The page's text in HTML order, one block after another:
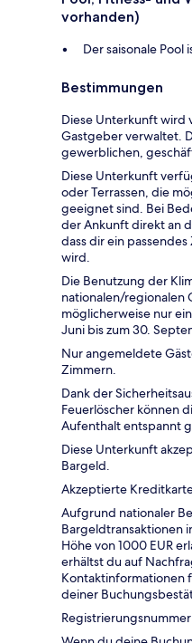
vorhanden)
Der saisonale
Bestimmungen
Diese Unterkunft wird
Gastgeber verwaltet.
gewerblichen,
Diese Unterkunft
oder Terrassen, die
geeignet sind. Bei
der Ankunft direkt an
dass dir ein
wird.
Die Benutzung der
nationalen/regionalen
möglicherweise nur
Juni bis zum 30.
Nur angemeldete
Zimmern.
Dank der
Feuerlöscher können
Aufenthalt entspannt
Diese Unterkunft
Bargeld.
Akzeptierte
Aufgrund nationaler
Bargeldtransaktionen
Höhe von 1000 EUR
erhältst du auf
Kontaktinformationen
deiner